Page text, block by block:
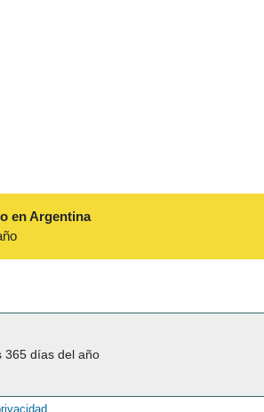
en Argentina
365 días del año